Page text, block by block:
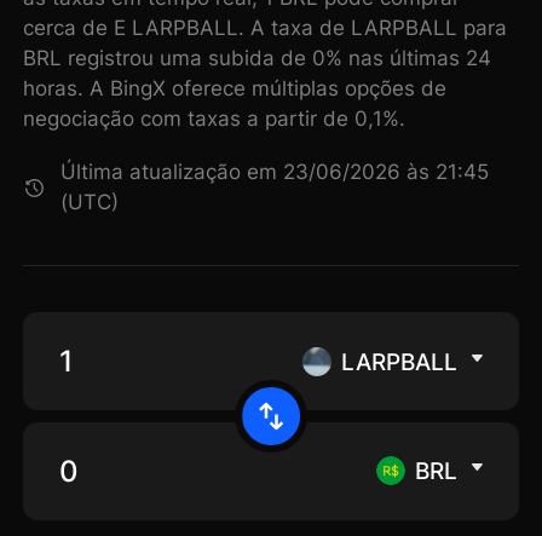
cerca de E LARPBALL. A taxa de LARPBALL para
BRL registrou uma subida de 0% nas últimas 24
horas. A BingX oferece múltiplas opções de
negociação com taxas a partir de 0,1%.
Última atualização em 23/06/2026 às 21:45
(UTC)
LARPBALL
BRL